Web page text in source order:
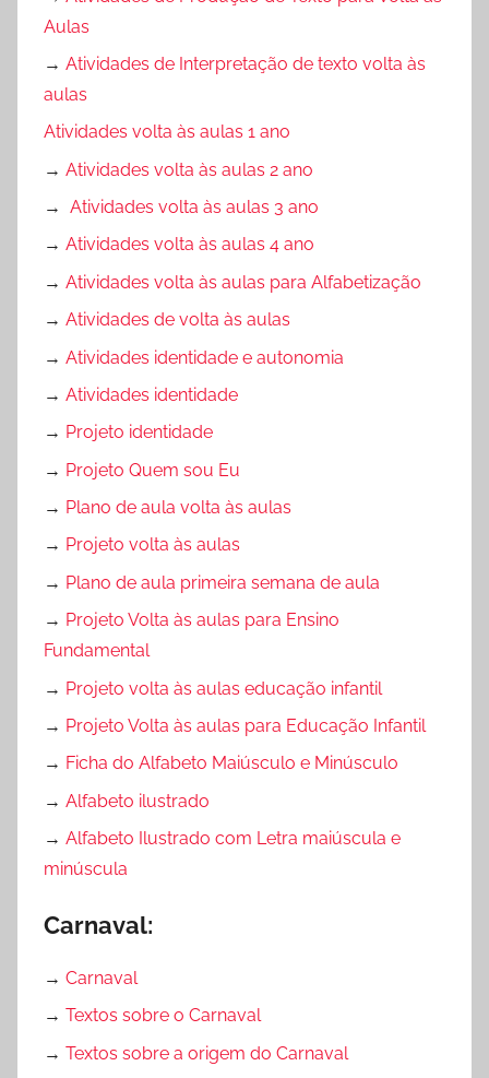
Aulas
→ Atividades de Interpretação de texto volta às
aulas
Atividades volta às aulas 1 ano
→ Atividades volta às aulas 2 ano
→ Atividades volta às aulas 3 ano
→ Atividades volta às aulas 4 ano
→ Atividades volta às aulas para Alfabetização
→ Atividades de volta às aulas
→ Atividades identidade e autonomia
→ Atividades identidade
→ Projeto identidade
→ Projeto Quem sou Eu
→ Plano de aula volta às aulas
→ Projeto volta às aulas
→ Plano de aula primeira semana de aula
→ Projeto Volta às aulas para Ensino
Fundamental
→ Projeto volta às aulas educação infantil
→ Projeto Volta às aulas para Educação Infantil
→ Ficha do Alfabeto Maiúsculo e Minúsculo
→ Alfabeto ilustrado
→ Alfabeto Ilustrado com Letra maiúscula e
minúscula
Carnaval:
→ Carnaval
→ Textos sobre o Carnaval
→ Textos sobre a origem do Carnaval